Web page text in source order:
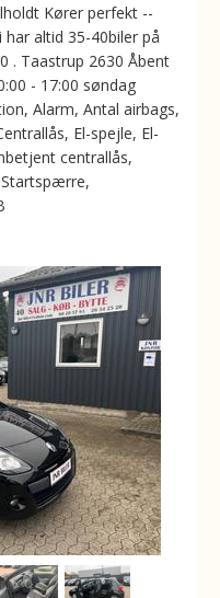
Kører perfekt --
har altid 35-40biler på
. Taastrup 2630 Åbent
- 17:00 søndag
Alarm, Antal airbags,
El-spejle, El-
centrallås,